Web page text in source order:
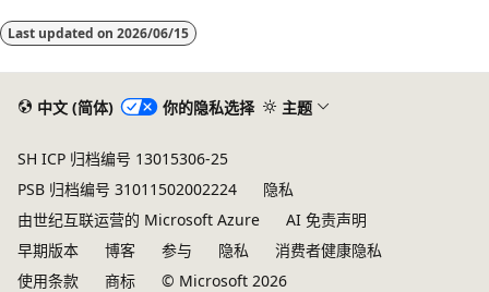
Last updated on 2026/06/15
中文 (简体) 你的隐私选择 主题
SH ICP 归档编号 13015306-25
PSB 归档编号 31011502002224
隐私
由世纪互联运营的 Microsoft Azure
AI 免责声明
早期版本
博客 参与 隐私
消费者健康隐私
使用条款
商标 © Microsoft 2026